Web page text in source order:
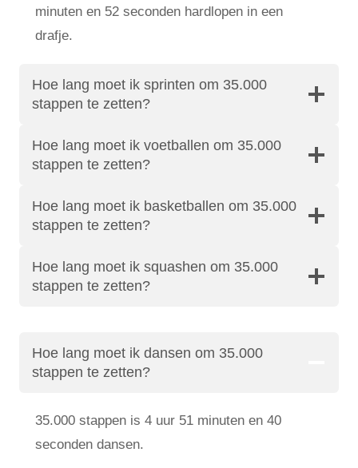
minuten en 52 seconden hardlopen in een
drafje.
Hoe lang moet ik sprinten om 35.000
stappen te zetten?
Hoe lang moet ik voetballen om 35.000
stappen te zetten?
Hoe lang moet ik basketballen om 35.000
stappen te zetten?
Hoe lang moet ik squashen om 35.000
stappen te zetten?
Hoe lang moet ik dansen om 35.000
stappen te zetten?
35.000 stappen is 4 uur 51 minuten en 40
seconden dansen.